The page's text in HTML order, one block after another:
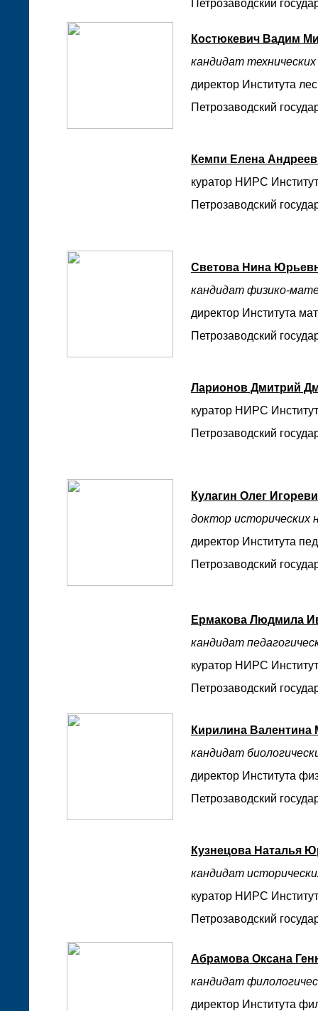
Петрозаводский
Костюкевич Вадим
кандидат
директор Института
Петрозаводский
Кемпи Елена
куратор НИРС
Петрозаводский
Светова Нина
кандидат физико-
директор Института
Петрозаводский
Ларионов Дмитрий
куратор НИРС
Петрозаводский
Кулагин Олег
доктор исторических
директор Института
Петрозаводский
Ермакова Людмила
кандидат
куратор НИРС
Петрозаводский
Кирилина Валентина
кандидат
директор Института
Петрозаводский
Кузнецова Наталья
кандидат
куратор НИРС
Петрозаводский
Абрамова Оксана
кандидат
директор Института